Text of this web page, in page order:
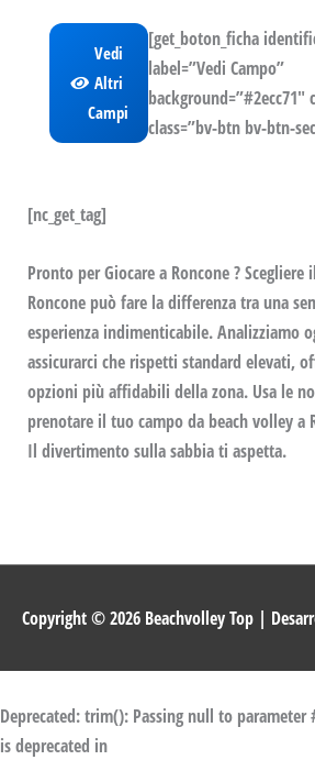
Vedi
Altri
Campi
[get_boton_ficha
label=”Vedi Campo”
class=”bv-btn bv-btn-
[nc_get_tag]
Pronto per Giocare a Roncone ?
Roncone può fare la differenza tra una
esperienza indimenticabile. Analizziamo
assicurarci che rispetti standard elevati,
opzioni più affidabili della zona. Usa le
prenotare il tuo campo da beach volley a
Il divertimento sulla sabbia ti aspetta.
Copyright © 2026 Beachvolley Top |
Deprecated: trim(): Passing null to
is deprecated in